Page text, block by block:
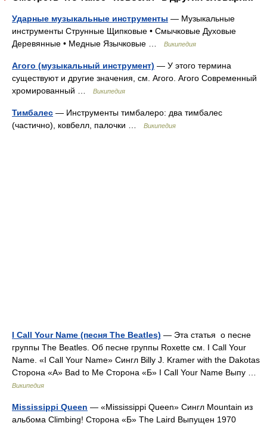
Ударные музыкальные инструменты — Музыкальные
инструменты Струнные Щипковые • Смычковые Духовые
Деревянные • Медные Язычковые …
Википедия
Агого (музыкальный инструмент) — У этого термина
существуют и другие значения, см. Агого. Агого Cовременный
хромированный …
Википедия
Тимбалес — Инструменты тимбалеро: два тимбалес
(частично), ковбелл, палочки …
Википедия
I Call Your Name (песня The Beatles) — Эта статья о песне
группы The Beatles. Об песне группы Roxette см. I Call Your
Name. «I Call Your Name» Сингл Billy J. Kramer with the Dakotas
Сторона «А» Bad to Me Сторона «Б» I Call Your Name Выпу …
Википедия
Mississippi Queen — «Mississippi Queen» Сингл Mountain из
альбома Climbing! Сторона «Б» The Laird Выпущен 1970